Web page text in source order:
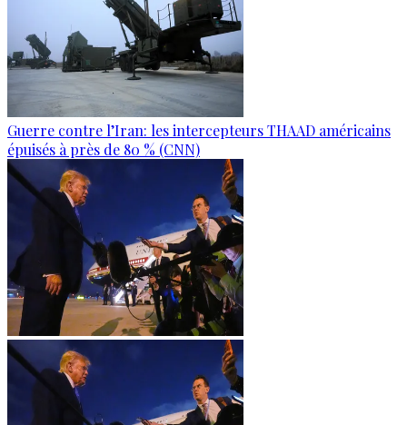
Guerre contre l’Iran: les intercepteurs THAAD américains
épuisés à près de 80 % (CNN)